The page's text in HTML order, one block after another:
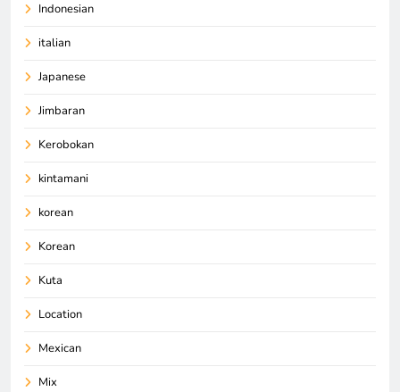
Indonesian
italian
Japanese
Jimbaran
Kerobokan
kintamani
korean
Korean
Kuta
Location
Mexican
Mix